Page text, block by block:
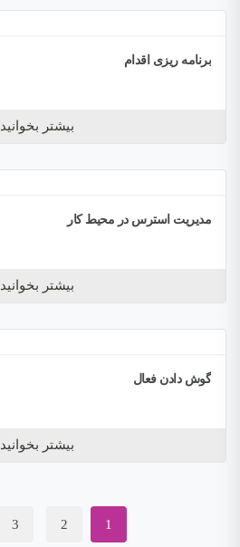
برنامه ریزی اقدام
بیشتر بخوانید
مدیریت استرس در محیط کار
بیشتر بخوانید
گوش دادن فعال
بیشتر بخوانید
1
2
3